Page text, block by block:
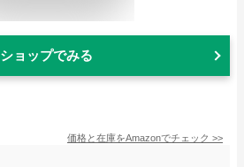
ショップでみる
価格と在庫をAmazonでチェック >>